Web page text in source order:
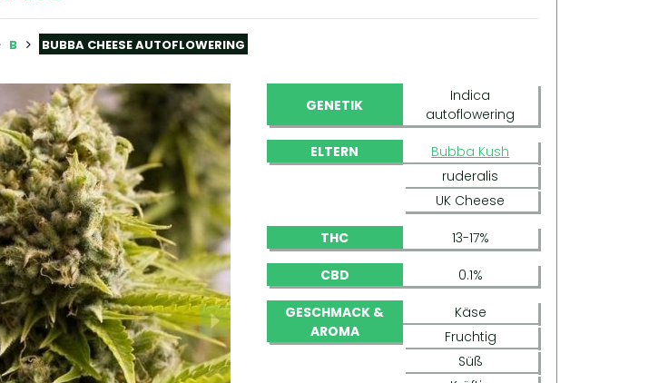
B BUBBA CHEESE AUTOFLOWERING
GENETIK
Indica
autoflowering
ELTERN
Bubba Kush
ruderalis
UK Cheese
THC 13-17%
CBD 0.1%
GESCHMACK &
AROMA
Käse
Fruchtig
Süß